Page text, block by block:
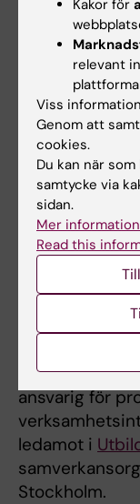
och
Undervisning
Jag är djupt
och
samt
Institutionen
kursansvarig
kurser inom
övergripande
ansvarig för
ledamot i
Stockholm.
Kakor för
relevant
Viss
Genom att
cookies.
Du kan när
samtycke via
sidan.
Mer
Read this